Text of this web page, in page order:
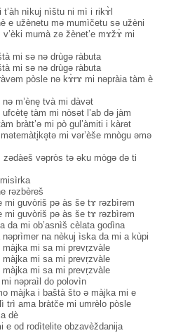
t’àh nìkuj nìštu ni mì i rikɤ̀l
e užènetu mə mumìčetu sə užèni
mumà zə žènet’e mɤžɤ̀ mi
mi sə nə drùgə ràbuta
mi sə nə drùgə ràbuta
pòsle nə kɤ̀rɤ mi nəpràia tàm è
m’ène̝ tvà mi dàvət
ufcète̝ tàm mi nòsət l’ab də jàm
bràtt’ə mi pò gul’àmiti i kàrət
mi vər’èše mnògu əmə
zәdàeš vәpròs tә әku mògә dә ti
rәzbèreš
mi guvòriš pә às še tɤ rәzbìrәm
mi guvòriš pә às še tɤ rәzbìrәm
da mi ob’asnìš cèlata godìna
nәprìmer na nèkuj ìska da mi a kùpi
mi sa mi prevṛzvàle
mi sa mi prevṛzvàle
mi sa mi prevṛzvàle
nəpraìl do polovìn
màjka i baštà što ə màjka mi e
trì ama bràtče mi umrèlo pòsle
dè
e od rodìtelite obzavèždanija